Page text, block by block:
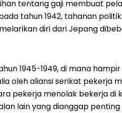
tentang gaji membuat
tahun 1942, tahanan
diri dari Jepang
1945-1949, di mana
oleh aliansi serikat pekerja
pekerja menolak bekerja di
lain yang dianggap